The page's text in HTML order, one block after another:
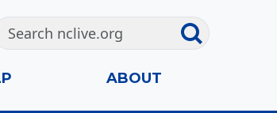
ABOUT